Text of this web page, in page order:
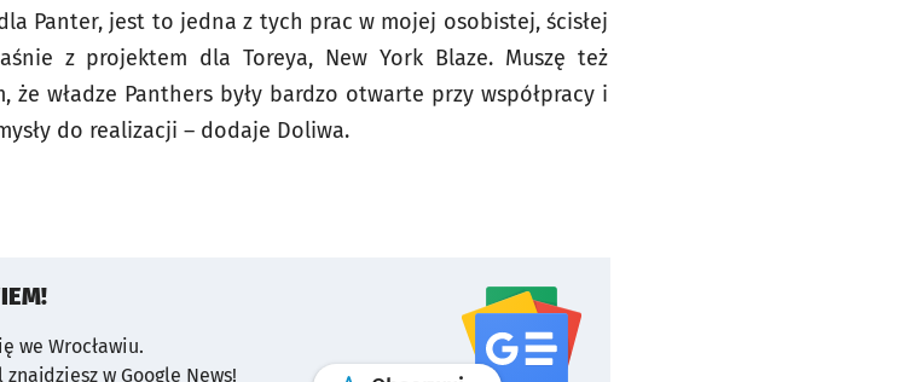
Panter, jest to jedna z tych prac w mojej osobistej, ścisłej
z projektem dla Toreya, New York Blaze. Muszę też
władze Panthers były bardzo otwarte przy współpracy i
do realizacji – dodaje Doliwa.
we Wrocławiu.
w Google News!